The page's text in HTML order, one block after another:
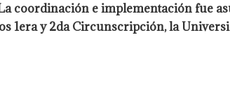
coordinación e implementación fue
1era y 2da Circunscripción, la